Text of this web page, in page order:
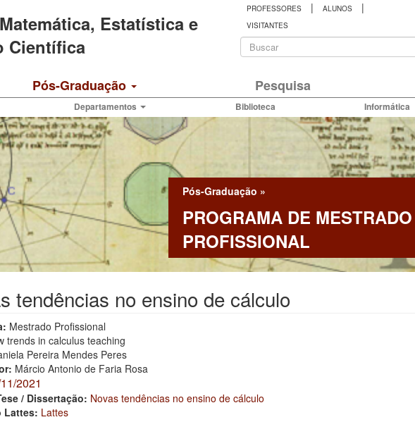
Estatística e
Científica
PROFESSORES | ALUNOS |
VISITANTES
Formulário
busca
Pós-Graduação Pesquisa
Departamentos Biblioteca Informática
Pós-Graduação »
PROGRAMA DE MESTRADO
PROFISSIONAL
tendências no ensino de cálculo
Mestrado Profissional
trends in calculus teaching
Pereira Mendes Peres
Márcio Antonio de Faria Rosa
2021
/ Dissertação: Novas tendências no ensino de cálculo
Lattes: Lattes